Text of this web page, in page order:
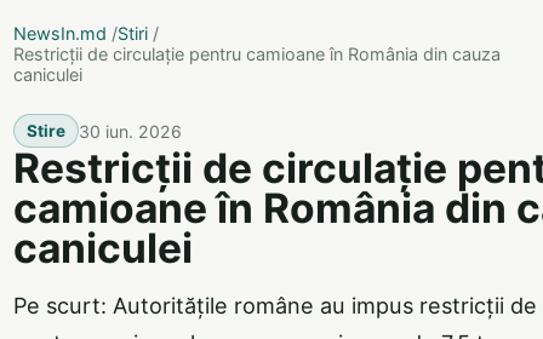
NewsIn.md /Stiri /
Restricții de circulație pentru camioane în România din cauza
caniculei
Stire 30 iun. 2026
Restricții de circulație
camioane în România din
caniculei
Pe scurt: Autoritățile române au impus restricții